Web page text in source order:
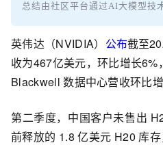
总结由社区平台通过AI大模型技
英伟达（NVIDIA） 公布截至
收为467亿美元，环比增长
Blackwell 数据中心营收环比增
第二季度，中国客户未售出
前释放的 1.8 亿美元 H20 库